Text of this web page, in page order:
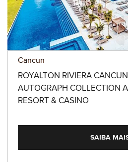
Cancun
ROYALTON RIVIERA
AUTOGRAPH COLLECTION
RESORT & CASINO
SAIBA